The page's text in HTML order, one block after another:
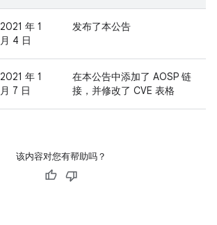
2021 年 1
月 4 日
发布了本公告
2021 年 1
月 7 日
在本公告中添加了 AOSP 链
接，并修改了 CVE 表格
该内容对您有帮助吗？